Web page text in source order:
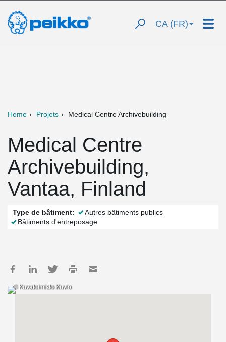
CA (FR)
Home Projets Medical Centre Archivebuilding
Medical Centre
Archivebuilding,
Vantaa, Finland
Type de bâtiment:
Autres bâtiments publics
Bâtiments d'entreposage
© Kuvatoimisto Kuvio